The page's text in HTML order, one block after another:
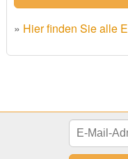
» Hier finden Sie alle